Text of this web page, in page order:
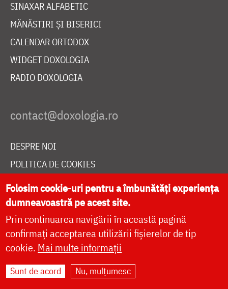
SINAXAR ALFABETIC
MĂNĂSTIRI ȘI BISERICI
CALENDAR ORTODOX
WIDGET DOXOLOGIA
RADIO DOXOLOGIA
DESPRE NOI
POLITICA DE COOKIES
DONEAZĂ ONLINE PENTRU CATEDRALA NAȚIONALĂ
LIVE
Site dezvoltat deDOXOLOGIA MEDIA
Arhiepiscopia Iașilor | ©
Folosim cookie-uri pentru a îmbunătăți experiența
dumneavoastră pe acest site.
Prin continuarea navigării în această pagină
confirmați acceptarea utilizării fișierelor de tip
cookie. Mai multe informații
Sunt de acord Nu, mulțumesc